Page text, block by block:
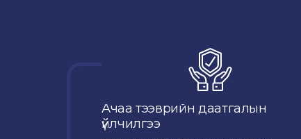
Ачаа тээврийн даатгалын
үйлчилгээ